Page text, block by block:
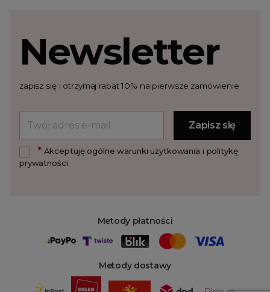
Metody płatności
Metody dostawy
Newsletter
zapisz się i otrzymaj rabat 10% na pierwsze zamówienie
*Akceptuję ogólne warunki użytkowania i politykę
prywatności